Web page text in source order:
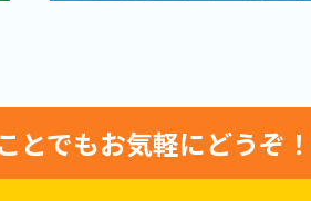
とでもお気軽にどうぞ！